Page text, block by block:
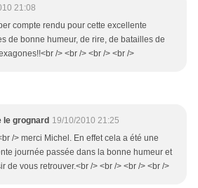
21:08
compte rendu pour cette excellente
de bonne humeur, de rire, de batailles de
/> <br /> <br /> <br />
le grognard 19/10/2010 21:25
/> merci Michel. En effet cela a été une
journée passée dans la bonne humeur et
de vous retrouver.<br /> <br /> <br /> <br />